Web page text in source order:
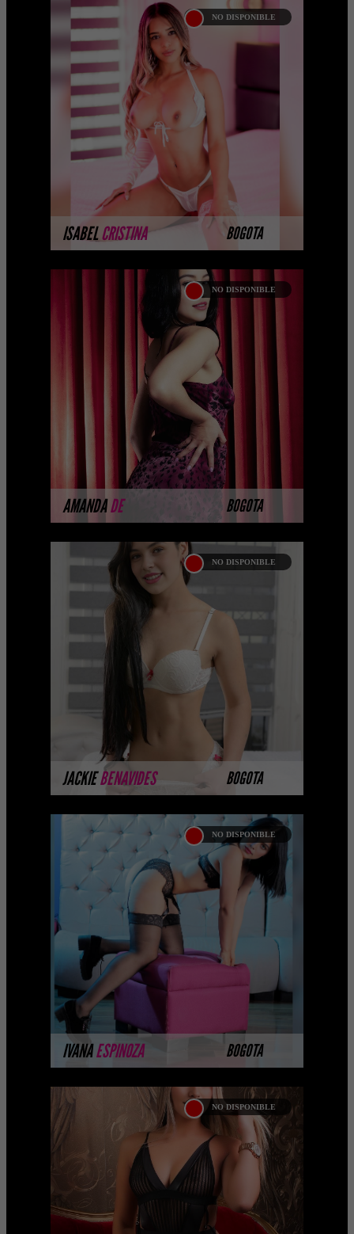
ISABELCRISTINA BOGOTA
NO DISPONIBLE
ISABEL CRISTINA
GONZÁLES
Hola soy una chica prepago de Bogotá
, decidida a complacerte en todo lo que
necesitas, soy una trigueña de 22 a&nti
...
MÁS INFORMACIÓN
AMANDADE BOGOTA
NO DISPONIBLE
AMANDA DE LA
Tengo que admitir que tengo debilidad
por el sexo desde pequeña Escorts
jovenes , por eso quiero besarte,
acariciarte y me puedes ...
MÁS INFORMACIÓN
JACKIEBENAVIDES BOGOTA
NO DISPONIBLE
JACKIE BENAVIDES
Hola soy Jackie Benavides de 19 años,
una prepago de Bogota , tengo cabello
negro y piel blanca trasero normal
caliente .Me ...
MÁS INFORMACIÓN
IVANAESPINOZA BOGOTA
NO DISPONIBLE
IVANA ESPINOZA
Hola soy Ivana Espinoza de 20años ,
una prepago de Bogota , tengo cabello
Negro, piel blanca y trasero grande. Me
gusta ...
MÁS INFORMACIÓN
NO DISPONIBLE
ARIANI GONZALES
Hola bebe soy Ariani Gonzales una
Prepago de Bogotà , tengo cabello
color castaño, piel blanca, ojos color
miel de contextura ...